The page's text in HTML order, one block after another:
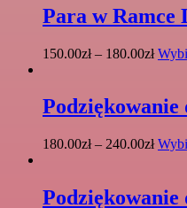
Para w Ramce
150.00zł– 180.00zł
Podziękowanie
180.00zł– 240.00zł